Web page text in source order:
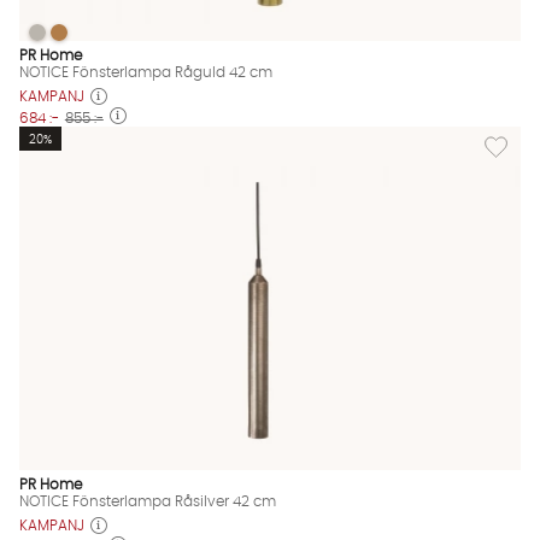
NOTICE Fönsterlampa Råguld 42 cm Finns även i dessa
NOTICE Fönsterlampa Råguld 42 cm
NOTICE Fönsterlampa Råguld 42 cm
PR Home
NOTICE Fönsterlampa Råguld 42 cm
KAMPANJ
684 :- 855 :-
Lägg
20%
PR Home
NOTICE Fönsterlampa Råsilver 42 cm
KAMPANJ